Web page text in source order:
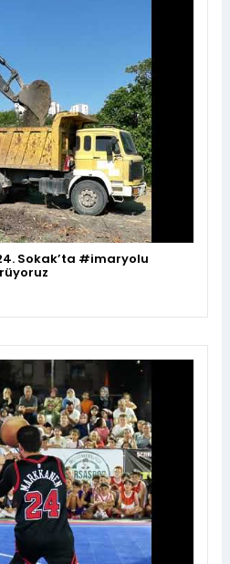
Sokak’ta #imaryolu